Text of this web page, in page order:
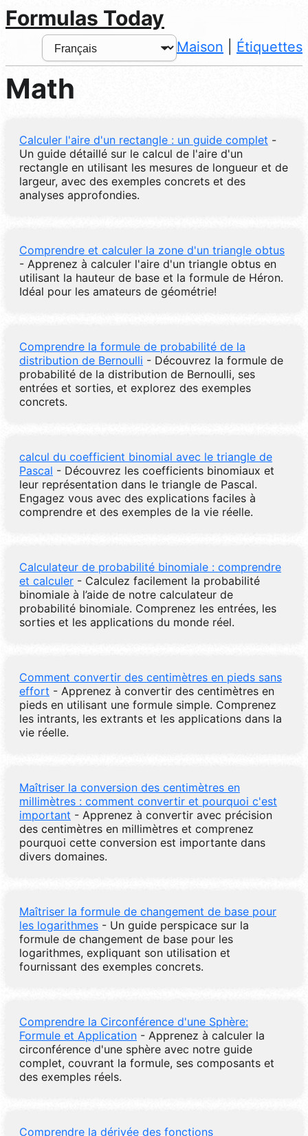
Formulas Today
Maison Étiquettes
Math
Calculer l'aire d'un rectangle : un guide complet -
Un guide détaillé sur le calcul de l'aire d'un
rectangle en utilisant les mesures de longueur et de
largeur, avec des exemples concrets et des
analyses approfondies.
Comprendre et calculer la zone d'un triangle obtus
- Apprenez à calculer l'aire d'un triangle obtus en
utilisant la hauteur de base et la formule de Héron.
Idéal pour les amateurs de géométrie!
Comprendre la formule de probabilité de la
distribution de Bernoulli - Découvrez la formule de
probabilité de la distribution de Bernoulli, ses
entrées et sorties, et explorez des exemples
concrets.
calcul du coefficient binomial avec le triangle de
Pascal - Découvrez les coefficients binomiaux et
leur représentation dans le triangle de Pascal.
Engagez vous avec des explications faciles à
comprendre et des exemples de la vie réelle.
Calculateur de probabilité binomiale : comprendre
et calculer - Calculez facilement la probabilité
binomiale à l’aide de notre calculateur de
probabilité binomiale. Comprenez les entrées, les
sorties et les applications du monde réel.
Comment convertir des centimètres en pieds sans
effort - Apprenez à convertir des centimètres en
pieds en utilisant une formule simple. Comprenez
les intrants, les extrants et les applications dans la
vie réelle.
Maîtriser la conversion des centimètres en
millimètres : comment convertir et pourquoi c'est
important - Apprenez à convertir avec précision
des centimètres en millimètres et comprenez
pourquoi cette conversion est importante dans
divers domaines.
Maîtriser la formule de changement de base pour
les logarithmes - Un guide perspicace sur la
formule de changement de base pour les
logarithmes, expliquant son utilisation et
fournissant des exemples concrets.
Comprendre la Circonférence d'une Sphère:
Formule et Application - Apprenez à calculer la
circonférence d'une sphère avec notre guide
complet, couvrant la formule, ses composants et
des exemples réels.
Comprendre la dérivée des fonctions